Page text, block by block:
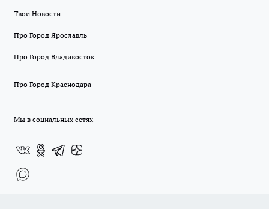
Твои Новости
Про Город Ярославль
Про Город Владивосток
Про Город Краснодара
Мы в социальных сетях